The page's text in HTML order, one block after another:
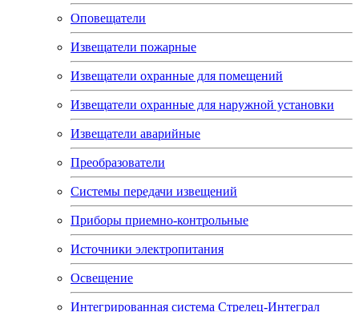
Оповещатели
Извещатели пожарные
Извещатели охранные для помещений
Извещатели охранные для наружной установки
Извещатели аварийные
Преобразователи
Системы передачи извещений
Приборы приемно-контрольные
Источники электропитания
Освещение
Интегрированная система Стрелец-Интеграл